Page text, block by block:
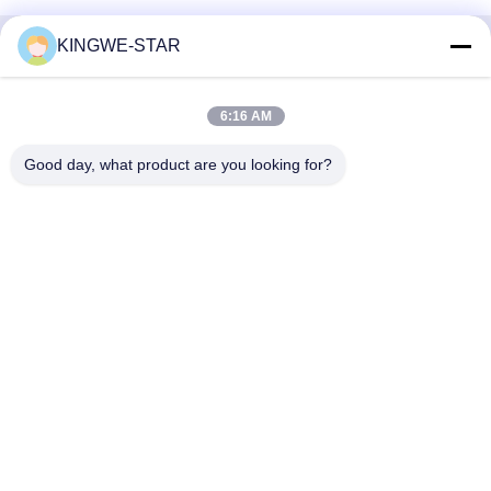
Szybki kontakt
Baishixia, ulica Fuyong, dzielnica Baoan, Shenzhen,
KINGWE-STAR
6:16 AM
Good day, what product are you looking for?